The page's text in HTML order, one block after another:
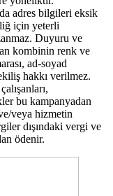
adres bilgileri eksik
için yeterli
Duyuru ve
kombinin renk ve
ad-soyad
hakkı verilmez.
bu kampanyadan
veya hizmetin
dışındaki vergi ve
ödenir.